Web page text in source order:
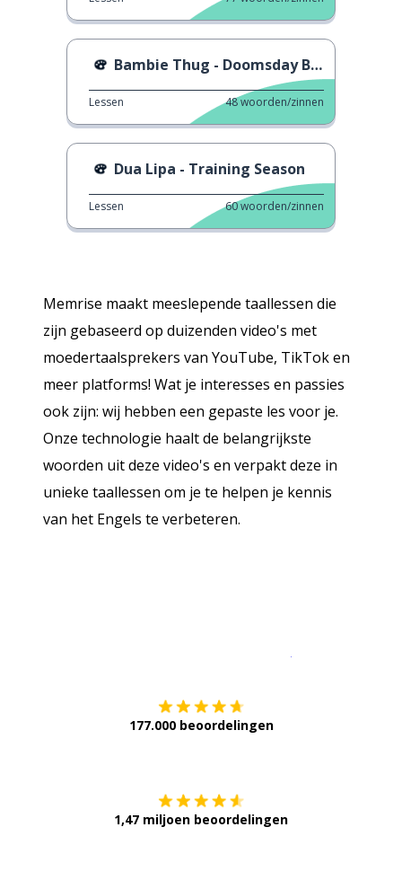
Memrise maakt meeslepende taallessen die
zijn gebaseerd op duizenden video's met
moedertaalsprekers van YouTube, TikTok en
meer platforms! Wat je interesses en passies
ook zijn: wij hebben een gepaste les voor je.
Onze technologie haalt de belangrijkste
woorden uit deze video's en verpakt deze in
unieke taallessen om je te helpen je kennis
van het Engels te verbeteren.
Bambie Thug - Doomsday Blue
Lessen 48woorden/zinnen
Dua Lipa - Training Season
Lessen 60woorden/zinnen
177.000 beoordelingen
1,47 miljoen beoordelingen